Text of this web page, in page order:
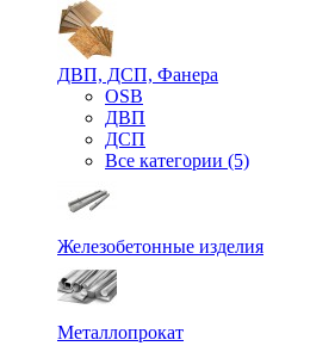
ДВП, ДСП, Фанера
OSB
ДВП
ДСП
Все категории (5)
Железобетонные изделия
Металлопрокат